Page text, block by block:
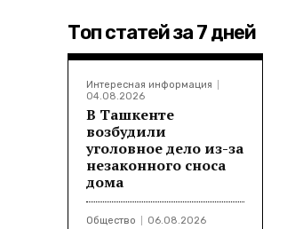
Топ статей за 7 дней
Интересная информация
04.08.2026
В Ташкенте
возбудили
уголовное дело из-за
незаконного сноса
дома
Общество 06.08.2026